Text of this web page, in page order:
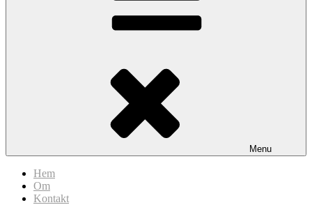
Menu
Hem
Om
Kontakt